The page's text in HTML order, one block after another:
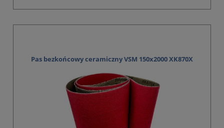
Pas bezkońcowy ceramiczny VSM 150x2000 XK870X